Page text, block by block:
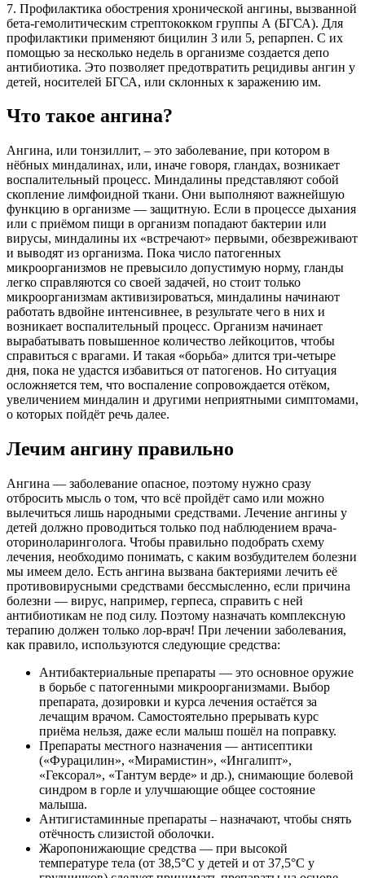
7. Профилактика обострения хронической ангины, вызванной
бета-гемолитическим стрептококком группы А (БГСА). Для
профилактики применяют бицилин 3 или 5, репарпен. С их
помощью за несколько недель в организме создается депо
антибиотика. Это позволяет предотвратить рецидивы ангин у
детей, носителей БГСА, или склонных к заражению им.
Что такое ангина?
Ангина, или тонзиллит, – это заболевание, при котором в
нёбных миндалинах, или, иначе говоря, гландах, возникает
воспалительный процесс. Миндалины представляют собой
скопление лимфоидной ткани. Они выполняют важнейшую
функцию в организме — защитную. Если в процессе дыхания
или с приёмом пищи в организм попадают бактерии или
вирусы, миндалины их «встречают» первыми, обезвреживают
и выводят из организма. Пока число патогенных
микроорганизмов не превысило допустимую норму, гланды
легко справляются со своей задачей, но стоит только
микроорганизмам активизироваться, миндалины начинают
работать вдвойне интенсивнее, в результате чего в них и
возникает воспалительный процесс. Организм начинает
вырабатывать повышенное количество лейкоцитов, чтобы
справиться с врагами. И такая «борьба» длится три-четыре
дня, пока не удастся избавиться от патогенов. Но ситуация
осложняется тем, что воспаление сопровождается отёком,
увеличением миндалин и другими неприятными симптомами,
о которых пойдёт речь далее.
Лечим ангину правильно
Ангина — заболевание опасное, поэтому нужно сразу
отбросить мысль о том, что всё пройдёт само или можно
вылечиться лишь народными средствами. Лечение ангины у
детей должно проводиться только под наблюдением врача-
оториноларинголога. Чтобы правильно подобрать схему
лечения, необходимо понимать, с каким возбудителем болезни
мы имеем дело. Есть ангина вызвана бактериями лечить её
противовирусными средствами бессмысленно, если причина
болезни — вирус, например, герпеса, справить с ней
антибиотикам не под силу. Поэтому назначать комплексную
терапию должен только лор-врач! При лечении заболевания,
как правило, используются следующие средства:
Антибактериальные препараты — это основное оружие
в борьбе с патогенными микроорганизмами. Выбор
препарата, дозировки и курса лечения остаётся за
лечащим врачом. Самостоятельно прерывать курс
приёма нельзя, даже если малыш пошёл на поправку.
Препараты местного назначения — антисептики
(«Фурацилин», «Мирамистин», «Ингалипт»,
«Гексорал», «Тантум верде» и др.), снимающие болевой
синдром в горле и улучшающие общее состояние
малыша.
Антигистаминные препараты – назначают, чтобы снять
отёчность слизистой оболочки.
Жаропонижающие средства — при высокой
температуре тела (от 38,5°С у детей и от 37,5°С у